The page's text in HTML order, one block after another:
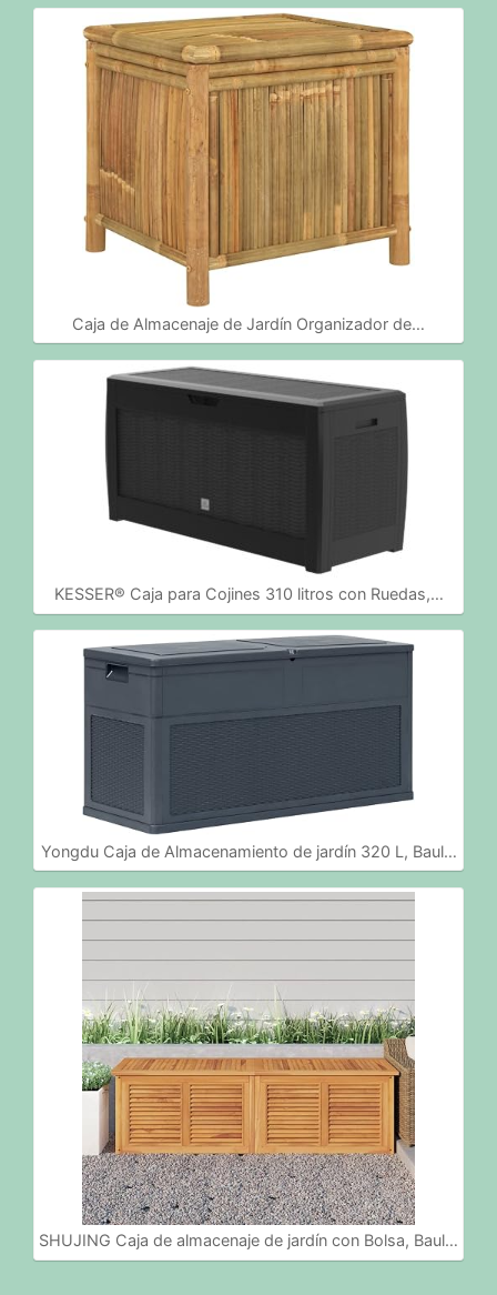
Caja de Almacenaje de Jardín Organizador de…
KESSER® Caja para Cojines 310 litros con Ruedas,…
Yongdu Caja de Almacenamiento de jardín 320 L, Baul…
SHUJING Caja de almacenaje de jardín con Bolsa, Baul…